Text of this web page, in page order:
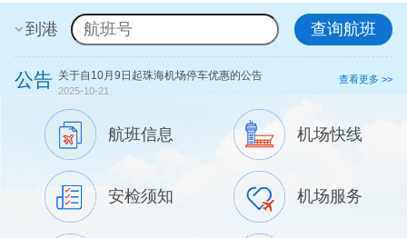
到港 查询航班
查看更多 >>
公告 ​关于自10月9日起珠海机场停车优惠的公告
2025-10-21
【温馨提示】
航班信息 机场快线
安检须知 机场服务